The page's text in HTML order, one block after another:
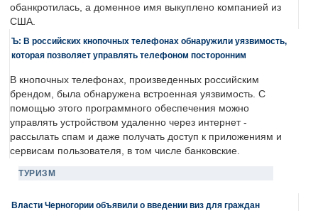
обанкротилась, а доменное имя выкуплено компанией из
США.
Ъ: В российских кнопочных телефонах обнаружили уязвимость,
которая позволяет управлять телефоном посторонним
В кнопочных телефонах, произведенных российским
брендом, была обнаружена встроенная уязвимость. С
помощью этого программного обеспечения можно
управлять устройством удаленно через интернет -
рассылать спам и даже получать доступ к приложениям и
сервисам пользователя, в том числе банковские.
ТУРИЗМ
Власти Черногории объявили о введении виз для граждан